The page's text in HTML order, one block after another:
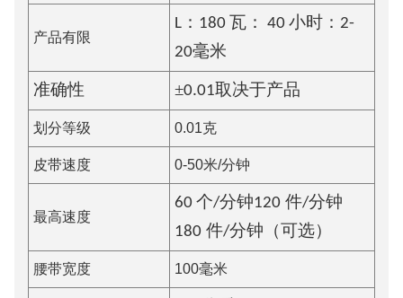
产品有限
L：180 瓦： 40 小时：2-
20毫米
准确性 ±0.01取决于产品
划分等级 0.01克
皮带速度 0-50米/分钟
最高速度
60 个/分钟120 件/分钟
180 件/分钟 （可选）
腰带宽度 100毫米